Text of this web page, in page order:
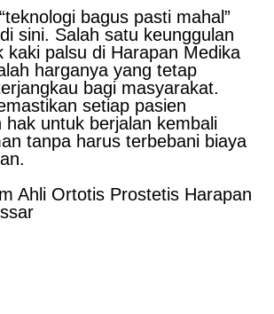
bagus pasti mahal”
sini. Salah satu keunggulan
kaki palsu di Harapan Medika
harganya yang tetap
bagi masyarakat.
setiap pasien
hak untuk berjalan kembali
tanpa harus terbebani biaya
Ahli Ortotis Prostetis Harapan